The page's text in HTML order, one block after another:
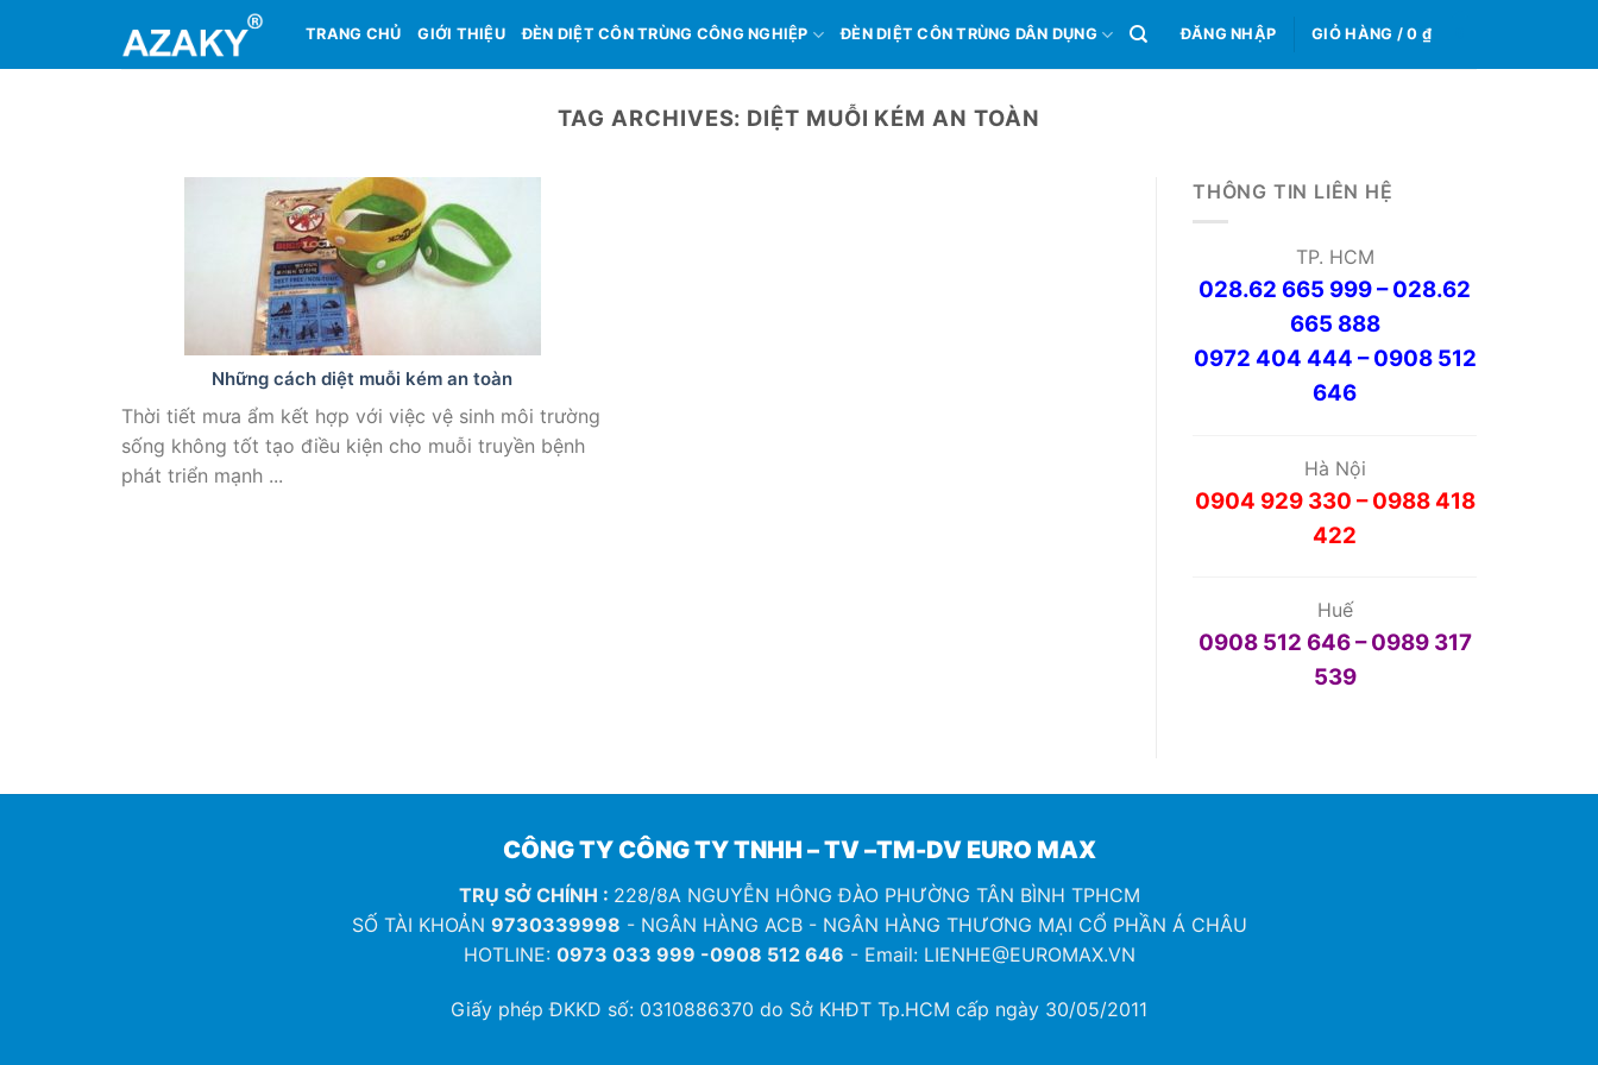
content
TRANG CHỦ GIỚI THIỆU ĐÈN DIỆT CÔN TRÙNG CÔNG NGHIỆP ĐÈN DIỆT CÔN TRÙNG DÂN DỤNG ĐĂNG NHẬP GIỎ HÀNG /0 ₫
TAG ARCHIVES: DIỆT MUỖI KÉM AN TOÀN
Những cách diệt muỗi kém an toàn
Thời tiết mưa ẩm kết hợp với việc vệ sinh môi trường
sống không tốt tạo điều kiện cho muỗi truyền bệnh
phát triển mạnh ...
THÔNG TIN LIÊN HỆ
TP. HCM
028.62 665 999 – 028.62
665 888
0972 404 444 – 0908 512
646
Hà Nội
0904 929 330 – 0988 418
422
Huế
0908 512 646 – 0989 317
539
CÔNG TY CÔNG TY TNHH – TV –TM-DV EURO MAX
TRỤ SỞ CHÍNH : 228/8A NGUYỄN HÔNG ĐÀO PHƯỜNG TÂN BÌNH TPHCM
SỐ TÀI KHOẢN 9730339998 - NGÂN HÀNG ACB - NGÂN HÀNG THƯƠNG MẠI CỔ PHẦN Á CHÂU
HOTLINE: 0973 033 999 -0908 512 646 - Email: LIENHE@EUROMAX.VN
Giấy phép ĐKKD số: 0310886370 do Sở KHĐT Tp.HCM cấp ngày 30/05/2011